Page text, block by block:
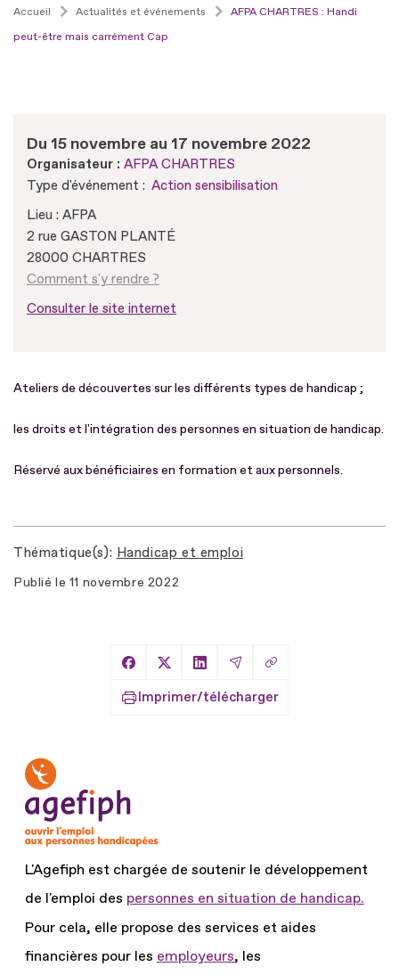
Accueil Actualités et événements
AFPA CHARTRES : Handi
peut-être mais carrément Cap
Du 15 novembre au 17 novembre 2022
Organisateur : AFPA CHARTRES
Type d'événement : Action sensibilisation
Lieu : AFPA
2 rue GASTON PLANTÉ
28000 CHARTRES
Comment s'y rendre ?
Consulter le site internet
Ateliers de découvertes sur les différents types de handicap ;
les droits et l'intégration des personnes en situation de handicap.
Réservé aux bénéficiaires en formation et aux personnels.
Thématique(s) Handicap et emploi
Publié le 11 novembre 2022
Partager sur Facebook
Partager sur X
Partager sur LinkedIn
Partager par Email
Copier le lien
Imprimer/télécharger
L'Agefiph est chargée de soutenir le développement
de l'emploi des personnes en situation de handicap.
Pour cela, elle propose des services et aides
financières pour les employeurs, les